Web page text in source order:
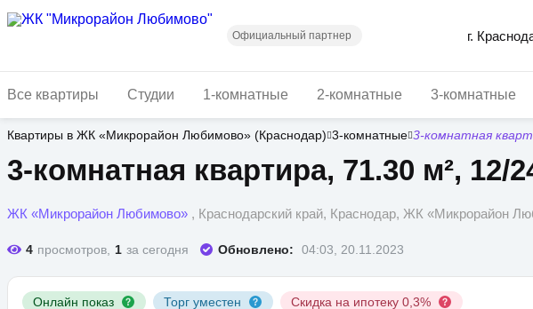
Официальный партнер г.
Все квартиры Студии 1-комнатные 2-комнатные 3-комнатные
Квартиры в ЖК «Микрорайон Любимово» (Краснодар) 3-комнатные 3-комнатная
3-комнатная квартира, 71.30 м², 12/
ЖК «Микрорайон Любимово» , Краснодарский край, Краснодар, ЖК «Микрорайон
4 просмотров, 1 за сегодня Обновлено: 04:03, 20.11.2023
Онлайн показ Торг уместен Скидка на ипотеку 0,3%